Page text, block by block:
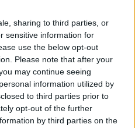
sharing to third parties, or
sensitive information for
use the below opt-out
Please note that after your
may continue seeing
information utilized by
to third parties prior to
opt-out of the further
by third parties on the
entre temps, prendre la
portail de l'ancien
trouver le robinet dont
P.S. : À vélo on peut
dans l'allée des Tilleuls pour